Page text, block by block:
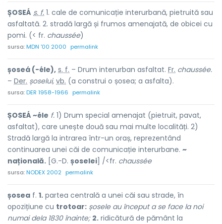
ȘOSEÁ s. f. 1. cale de comunicație interurbană, pietruită sau
asfaltată. 2. stradă largă și frumos amenajată, de obicei cu
pomi. (< fr. chaussée)
sursa:MDN '00 2000 permalink
șoseá (-éle), s. f. – Drum interurban asfaltat. Fr. chaussée.
– Der. șoselui, vb. (a construi o șosea; a asfalta).
sursa:DER 1958-1966 permalink
ȘOSEÁ ~éle f. 1) Drum special amenajat (pietruit, pavat,
asfaltat), care unește două sau mai multe localități. 2)
Stradă largă la intrarea într-un oraș, reprezentând
continuarea unei căi de comunicație interurbane. ~
națională. [G.-D. șoselei ] /<fr. chaussée
sursa:NODEX 2002 permalink
șosea f. 1. partea centrală a unei căi sau strade, în
opozițiune cu trotoar: șosele au început a se face la noi
numai dela 1830 înainte; 2. ridicătură de pământ la